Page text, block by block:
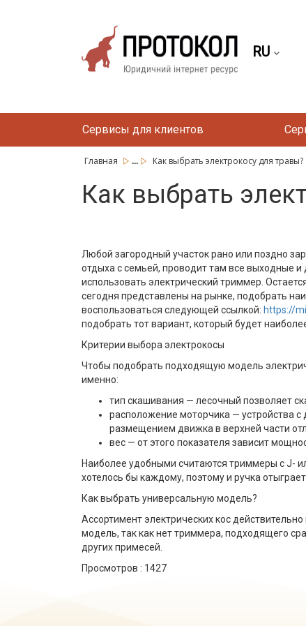
RU
Сервисы для клиентов
Главная ... Как выбрать электрокосу для травы?
Как выбрать
Любой загородный участок рано или поздно
отдыха с семьей, проводит там все выходные
использовать электрический триммер.
сегодня представлены на рынке, подобрать
воспользоваться следующей ссылкой: https://
подобрать тот вариант, который будет
Критерии выбора электрокосы
Чтобы подобрать подходящую модель
именно:
тип скашивания — лесочный позволяет
расположение моторчика — устройства с
размещением движка в верхней части
вес — от этого показателя зависит
Наиболее удобными считаются триммеры с J-
хотелось бы каждому, поэтому и ручка
Как выбрать универсальную модель?
Ассортимент электрических кос
модель, так как нет триммера, подходящего
других примесей.
Просмотров : 1427